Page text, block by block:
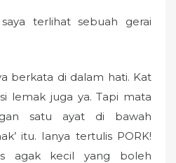
terlihat sebuah gerai
berkata di dalam hati. Kat
lemak juga ya. Tapi mata
satu ayat di bawah
itu. Ianya tertulis PORK!
agak kecil yang boleh